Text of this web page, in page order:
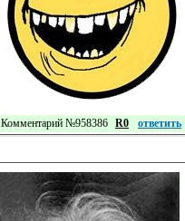
Комментарий №958386 R0 ответить